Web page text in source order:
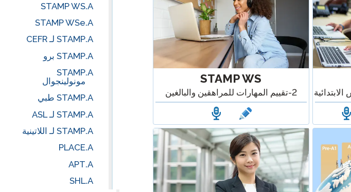
STAMP WS
STAMP WSe
STAMP لـ CEFR
STAMP برو
STAMP
مونولينجوال
STAMP طبي
STAMP لـ ASL
STAMP لـ اللاتينية
PLACE
APT
SHL
STAMP WS
2-تقييم المهارات للمراهقين والبالغين